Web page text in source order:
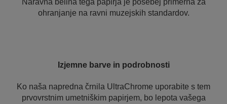
Naravna belina tega papirja je posebej primerna za
ohranjanje na ravni muzejskih standardov.
Izjemne barve in podrobnosti
Ko naša napredna črnila UltraChrome uporabite s tem
prvovrstnim umetniškim papirjem, bo lepota vašega